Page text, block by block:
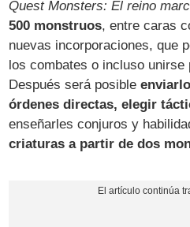
Quest Monsters: El reino
500 monstruos, entre caras
nuevas incorporaciones, que
los combates o incluso unirse
Después será posible
órdenes directas, elegir
enseñarles conjuros y
criaturas a partir de dos